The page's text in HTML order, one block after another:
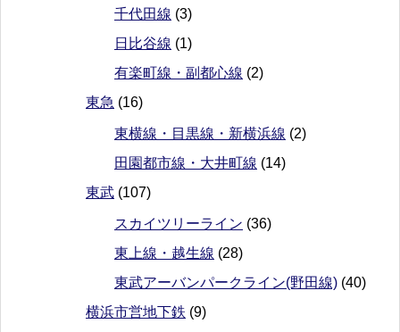
千代田線 (3)
日比谷線 (1)
有楽町線・副都心線 (2)
東急 (16)
東横線・目黒線・新横浜線 (2)
田園都市線・大井町線 (14)
東武 (107)
スカイツリーライン (36)
東上線・越生線 (28)
東武アーバンパークライン(野田線) (40)
横浜市営地下鉄 (9)